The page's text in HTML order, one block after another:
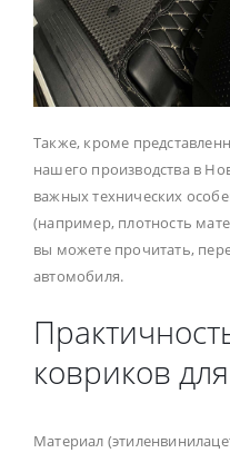
Также, кроме
нашего производства в
важных технических
(например, плотность
вы можете прочитать,
автомобиля.
ковриков
Материал